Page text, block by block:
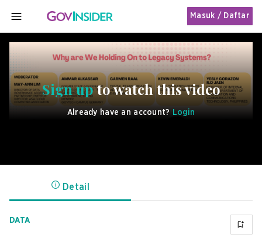
MENU
Masuk / Daftar
Sign upto watch this video
Already have an account? Login
Detail
DATA